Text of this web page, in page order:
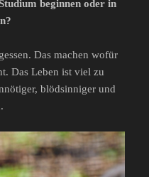
beginnen oder in
Das machen wofür
Das Leben ist viel zu
blödsinniger und